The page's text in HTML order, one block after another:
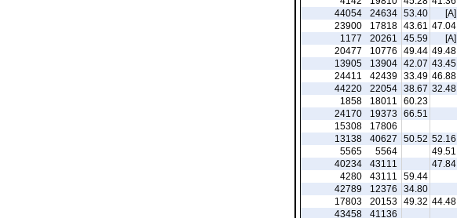
[A]
53.40
24634
44054
47.04
43.61
17818
23900
[A]
45.59
20261
1177
49.48
49.44
10776
20477
43.45
42.07
13904
13905
46.88
33.49
42439
24411
32.48
38.67
22054
44220
60.23
18011
1858
66.51
19373
24170
17806
15308
52.16
50.52
40627
13138
49.51
5564
5565
47.84
43111
40234
59.44
43111
4280
34.80
12376
42789
44.48
49.32
20153
17803
41136
43458